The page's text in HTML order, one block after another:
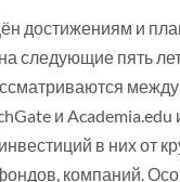
достижениям и
следующие пять
и Academia.edu
в них от
компаний.